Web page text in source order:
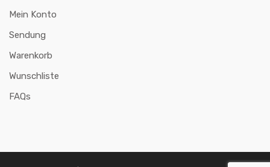
Mein Konto
Sendung
Warenkorb
Wunschliste
FAQs